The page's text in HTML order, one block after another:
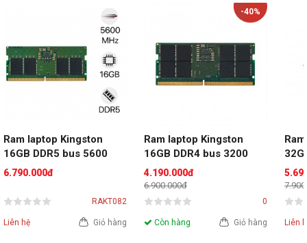
Ram laptop Kingston
16GB DDR5 bus 5600
(KVR56S46BS8-16WP)
6.790.000đ
RAKT082
Liên hệ Giỏ hàng
-40%
Ram laptop Kingston
16GB DDR4 bus 3200
4.190.000đ
6.900.000đ
0
Còn hàng Giỏ hàng Liên